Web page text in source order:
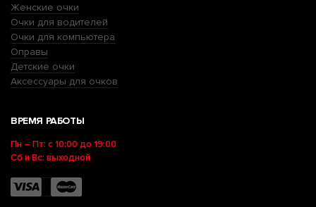
Женские очки
Очки для водителей
Очки для компьютера
Оправы
Детские очки
Аксессуары для очков
ВРЕМЯ РАБОТЫ
Пн – Пт: с 10:00 до 19:00
Сб и Вс: выходной